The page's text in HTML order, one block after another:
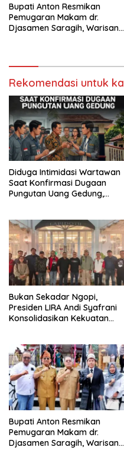
Bupati Anton Resmikan
Pemugaran Makam dr.
Djasamen Saragih, Warisan
Rekomendasi untuk
Diduga Intimidasi Wartawan
Saat Konfirmasi Dugaan
Pungutan Uang Gedung,
Buka suara
Bukan Sekadar Ngopi,
Presiden LIRA Andi Syafrani
Konsolidasikan Kekuatan
Bupati Anton Resmikan
Pemugaran Makam dr.
Djasamen Saragih, Warisan